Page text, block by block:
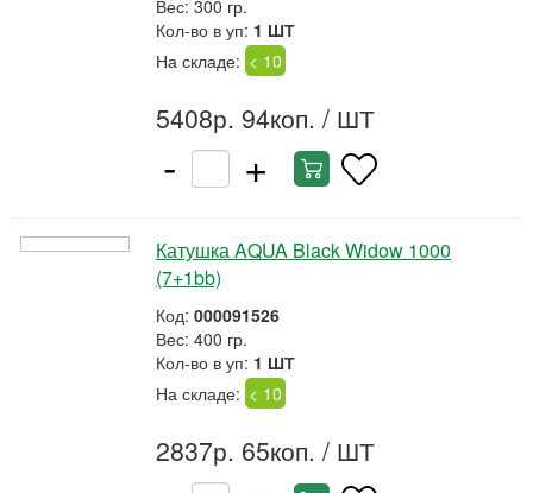
Вес: 300 гр.
Кол-во в уп: 1 ШТ
На складе: < 10
5408р. 94коп. / ШТ
- +
Катушка AQUA Black Widow 1000
(7+1bb)
Код: 000091526
Вес: 400 гр.
Кол-во в уп: 1 ШТ
На складе: < 10
2837р. 65коп. / ШТ